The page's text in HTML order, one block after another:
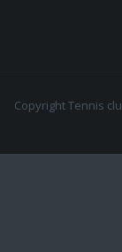
Copyright Tennis